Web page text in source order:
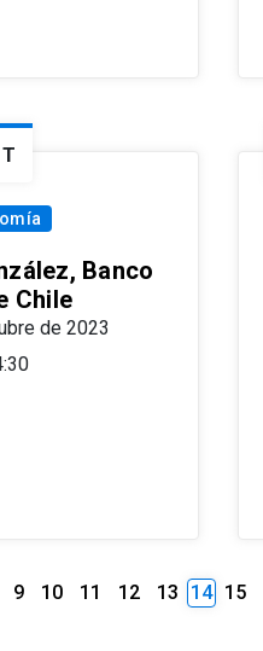
Banco
Chile
de 2023
9 10 11 12 13 14 15